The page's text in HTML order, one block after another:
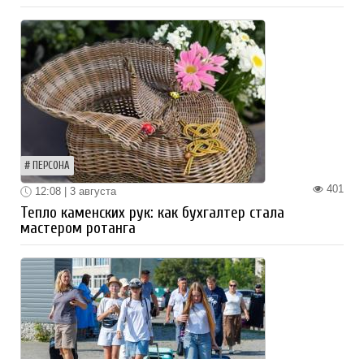
ПЕРСОНА
401
12:08 | 3 августа
Тепло каменских рук: как бухгалтер стала
мастером ротанга